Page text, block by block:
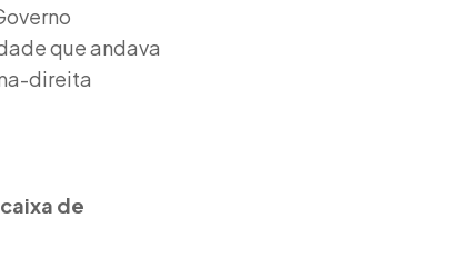
que andava
direita
de